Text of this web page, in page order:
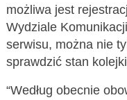
możliwa jest
Wydziale
serwisu, można nie
sprawdzić stan
“Według obecnie